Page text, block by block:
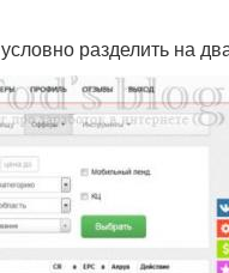
разделить на